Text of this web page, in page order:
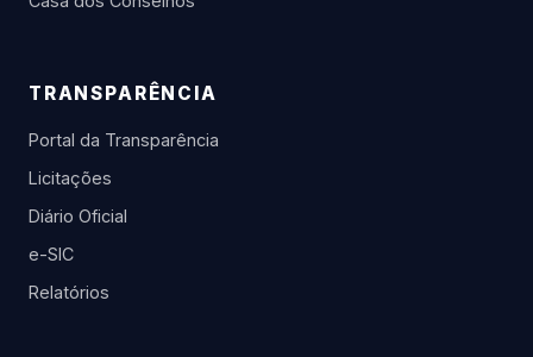
TRANSPARÊNCIA
Portal da Transparência
Licitações
Diário Oficial
e-SIC
Relatórios